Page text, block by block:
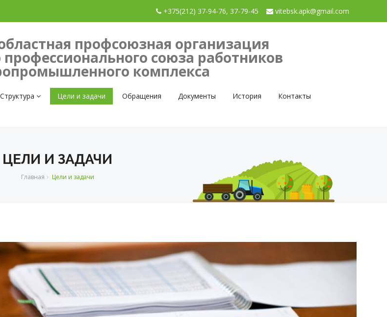
+375(212) 37-94-76, 37-79-45 vitebsk.apk@gmail.com
профсоюзная организация
профессионального союза работников
комплекса
Структура Цели и задачи Обращения Документы История
Контакты
ЦЕЛИ И ЗАДАЧИ
Главная Цели и задачи